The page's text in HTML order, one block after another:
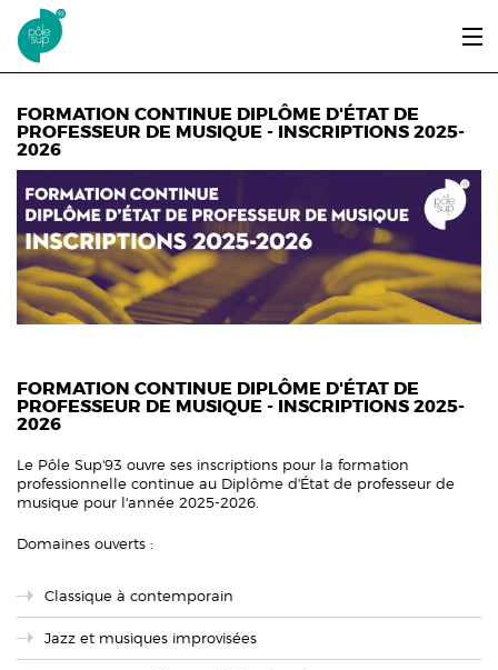
Aller au contenu principal
ENTRER ET SE FORMER
ÉTUDIANTS / DIPLÔMÉS
ÉCOUTER, VOIR & LIRE
INFOS PRATIQUES
FORMATION CONTINUE DIPLÔME D'ÉTAT DE
PROFESSEUR DE MUSIQUE - INSCRIPTIONS 2025-
2026
FORMATION CONTINUE DIPLÔME D'ÉTAT DE
PROFESSEUR DE MUSIQUE - INSCRIPTIONS 2025-
2026
Le Pôle Sup'93 ouvre ses inscriptions pour la formation
professionnelle continue au Diplôme d'État de professeur de
musique pour l'année 2025-2026.
Domaines ouverts :
Classique à contemporain
Jazz et musiques improvisées